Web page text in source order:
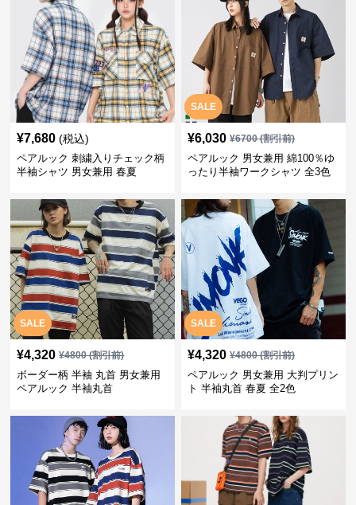
¥7,680 (税込)
ペアルック 刺繍入りチェック柄
半袖シャツ 男女兼用 春夏
SALE
¥6,030 ¥6700(割引前)
ペアルック 男女兼用 綿100％ゆ
ったり半袖ワークシャツ 全3色
SALE
¥4,320 ¥4800(割引前)
ボーダー柄 半袖 丸首 男女兼用
ペアルック 半袖丸首
SALE
¥4,320 ¥4800(割引前)
ペアルック 男女兼用 大判プリン
ト 半袖丸首 春夏 全2色